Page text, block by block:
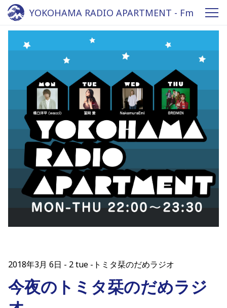
YOKOHAMA RADIO APARTMENT - Fm
yokohama 84.7
2018年3月 6日 2 tue -トミタ栞のだめラジオ
今夜のトミタ栞のだめラジ